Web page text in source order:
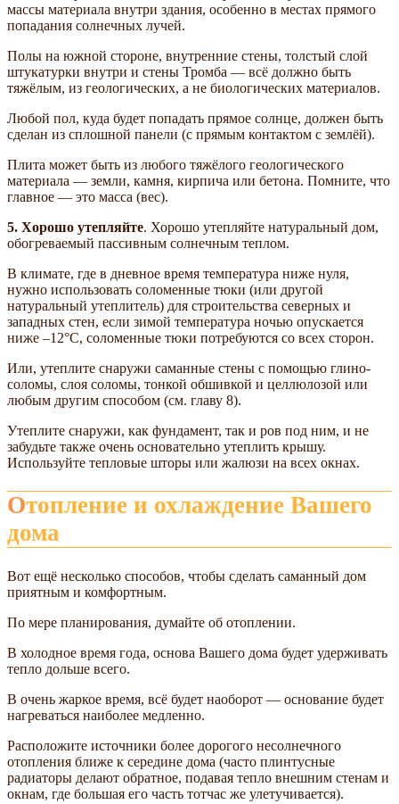
массы материала внутри здания, особенно в местах прямого
попадания солнечных лучей.
Полы на южной стороне, внутренние стены, толстый слой
штукатурки внутри и стены Тромба — всё должно быть
тяжёлым, из геологических, а не биологических материалов.
Любой пол, куда будет попадать прямое солнце, должен быть
сделан из сплошной панели (с прямым контактом с землёй).
Плита может быть из любого тяжёлого геологического
материала — земли, камня, кирпича или бетона. Помните, что
главное — это масса (вес).
5. Хорошо утепляйте. Хорошо утепляйте натуральный дом,
обогреваемый пассивным солнечным теплом.
В климате, где в дневное время температура ниже нуля,
нужно использовать соломенные тюки (или другой
натуральный утеплитель) для строительства северных и
западных стен, если зимой температура ночью опускается
ниже –12°С, соломенные тюки потребуются со всех сторон.
Или, утеплите снаружи саманные стены с помощью глино-
соломы, слоя соломы, тонкой обшивкой и целлюлозой или
любым другим способом (см. главу 8).
Утеплите снаружи, как фундамент, так и ров под ним, и не
забудьте также очень основательно утеплить крышу.
Используйте тепловые шторы или жалюзи на всех окнах.
Отопление и охлаждение Вашего
дома
Вот ещё несколько способов, чтобы сделать саманный дом
приятным и комфортным.
По мере планирования, думайте об отоплении.
В холодное время года, основа Вашего дома будет удерживать
тепло дольше всего.
В очень жаркое время, всё будет наоборот — основание будет
нагреваться наиболее медленно.
Расположите источники более дорогого несолнечного
отопления ближе к середине дома (часто плинтусные
радиаторы делают обратное, подавая тепло внешним стенам и
окнам, где большая его часть тотчас же улетучивается).